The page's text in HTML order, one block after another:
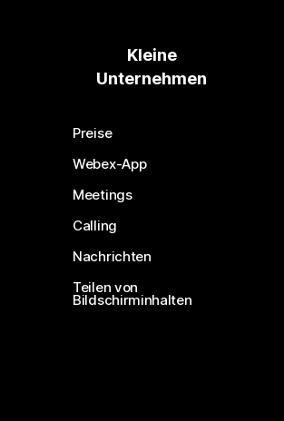
Kleine
Unternehmen
Preise
Webex-App
Meetings
Calling
Nachrichten
Teilen von
Bildschirminhalten